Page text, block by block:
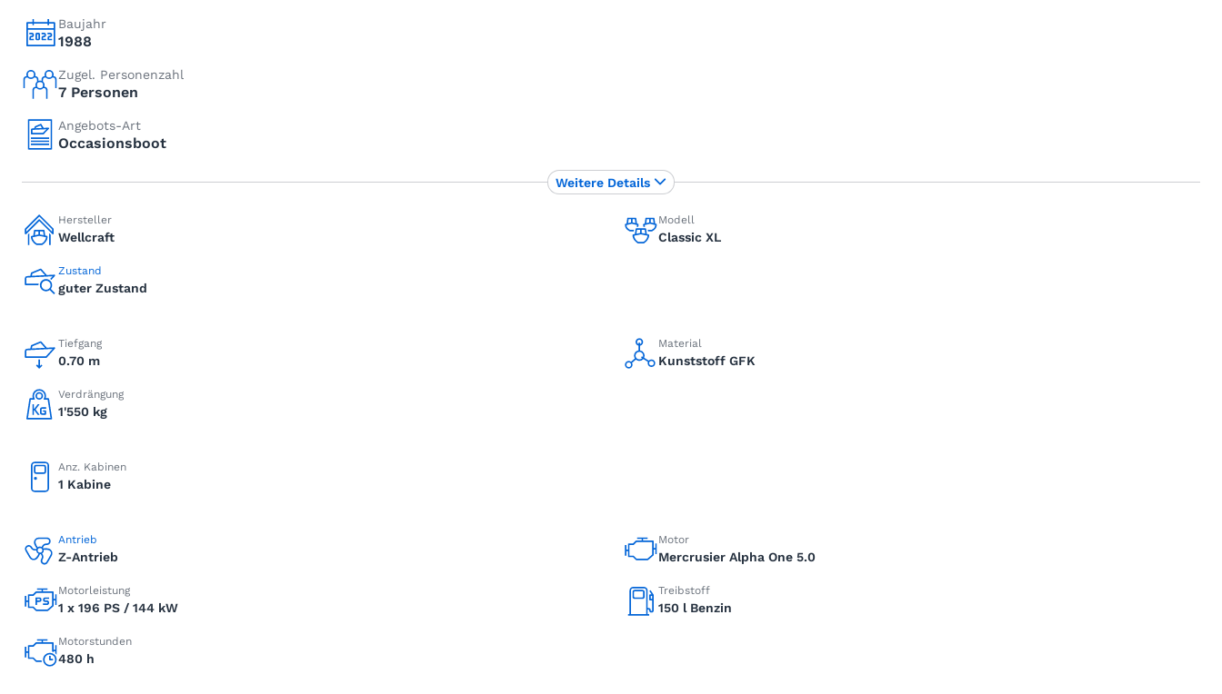
Baujahr
1988
Zugel. Personenzahl
7 Personen
Angebots-Art
Occasionsboot
Hersteller
Wellcraft
Modell
Classic XL
Zustand
guter Zustand
Tiefgang
0.70 m
Material
Kunststoff GFK
Verdrängung
1'550 kg
Anz. Kabinen
1 Kabine
Antrieb
Z-Antrieb
Motor
Mercrusier Alpha One 5.0
Motorleistung
1 x 196 PS / 144 kW
Treibstoff
150 l Benzin
Motorstunden
480 h
Weitere Details